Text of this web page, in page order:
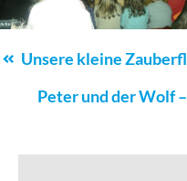
Schulleben
Unsere kleine
Peter und der Wolf